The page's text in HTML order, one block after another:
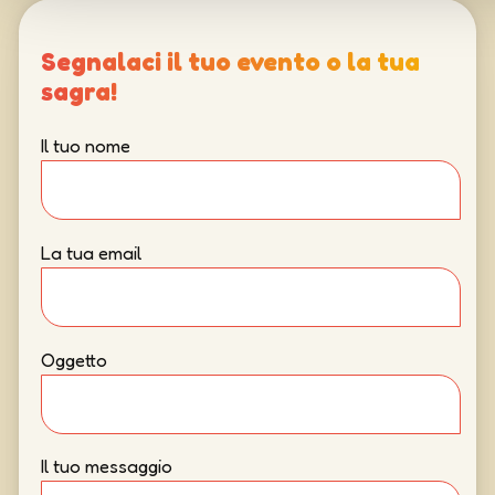
Segnalaci il tuo evento o la tua
sagra!
Il tuo nome
La tua email
Oggetto
Il tuo messaggio